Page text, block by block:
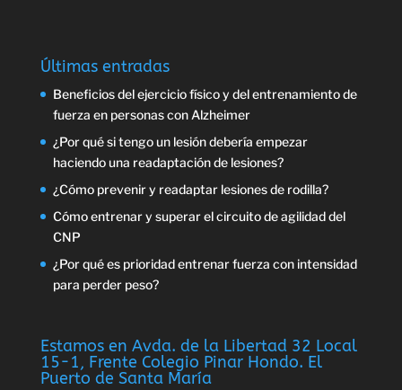
Últimas entradas
Beneficios del ejercicio físico y del entrenamiento de
fuerza en personas con Alzheimer
¿Por qué si tengo un lesión debería empezar
haciendo una readaptación de lesiones?
¿Cómo prevenir y readaptar lesiones de rodilla?
Cómo entrenar y superar el circuito de agilidad del
CNP
¿Por qué es prioridad entrenar fuerza con intensidad
para perder peso?
Estamos en Avda. de la Libertad 32 Local
15-1, Frente Colegio Pinar Hondo. El
Puerto de Santa María